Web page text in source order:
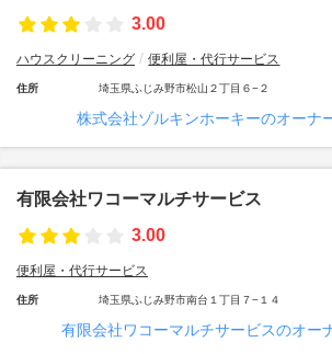
3.00
ハウスクリーニング 便利屋・代行サービス
住所 埼玉県ふじみ野市松山２丁目６−２
株式会社ゾルキンホーキーのオーナ
有限会社ワコーマルチサービス
3.00
便利屋・代行サービス
住所 埼玉県ふじみ野市南台１丁目７−１４
有限会社ワコーマルチサービスのオー